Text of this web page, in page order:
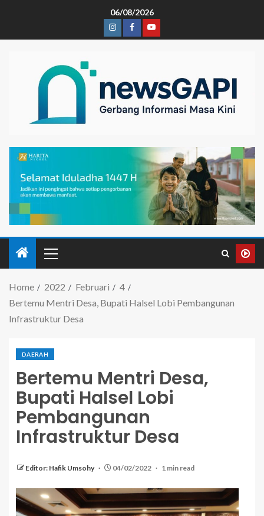
06/08/2026
Home 2022 Februari
4
Bertemu Mentri Desa, Bupati Halsel Lobi Pembangunan
Infrastruktur Desa
DAERAH
Bertemu Mentri Desa,
Bupati Halsel Lobi
Pembangunan
Infrastruktur Desa
Editor: Hafik Umsohy 04/02/2022 1 min read